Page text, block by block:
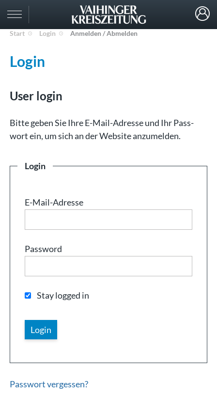
Start Login Anmelden / Abmelden
Login
User login
Bit­te ge­ben Sie Ih­re E-Mail-Adresse und Ihr Pass­
wort ein, um sich an der Web­site an­zu­mel­den.
Login
E-Mail-Adresse
Password
Stay logged in
Passwort vergessen?